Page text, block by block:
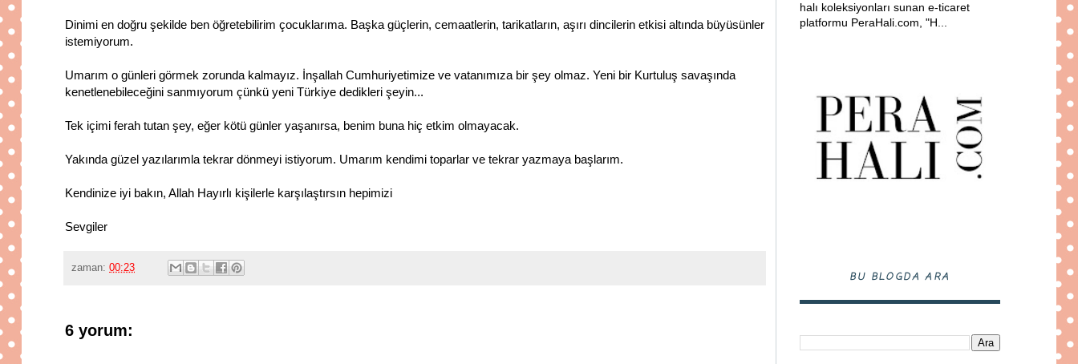
Dinimi en doğru şekilde ben öğretebilirim çocuklarıma. Başka güçlerin, cemaatlerin, tarikatların, aşırı dincilerin etkisi altında büyüsünler
istemiyorum.
Umarım o günleri görmek zorunda kalmayız. İnşallah Cumhuriyetimize ve vatanımıza bir şey olmaz. Yeni bir Kurtuluş savaşında
kenetlenebileceğini sanmıyorum çünkü yeni Türkiye dedikleri şeyin...
Tek içimi ferah tutan şey, eğer kötü günler yaşanırsa, benim buna hiç etkim olmayacak.
Yakında güzel yazılarımla tekrar dönmeyi istiyorum. Umarım kendimi toparlar ve tekrar yazmaya başlarım.
Kendinize iyi bakın, Allah Hayırlı kişilerle karşılaştırsın hepimizi
Sevgiler
zaman: 00:23
6 yorum:
halı koleksiyonları sunan e-ticaret
platformu PeraHali.com, "H...
BU BLOGDA ARA